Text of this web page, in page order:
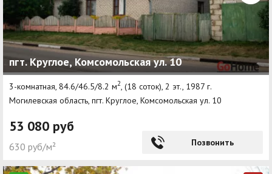
Другие разделы
Новости
Агентства
Ремонт квартир
Способы оплаты
Реклама на сайте
пгт. Круглое, Комсомольская ул. 10
3-комнатная, 84.6/46.5/8.2 м2 , (18 соток), 2 эт., 1987 г.
Могилевская область, пгт. Круглое, Комсомольская ул. 10
53 080 руб
630 руб/м² Позвонить